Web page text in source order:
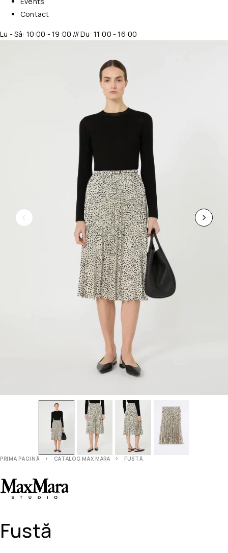
Contact
Lu - Sâ: 10:00 - 19:00 /// Du: 11:00 - 16:00
PRIMA PAGINĂ CATALOG MAX MARA FUSTĂ
Fustă